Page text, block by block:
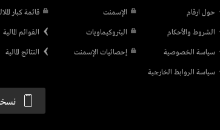
حول ارقام
الشروط والأحكام
سياسة الخصوصية
سياسة الروابط الخارجية
الإسمنت
البتروكيماويات
إحصائيات الإسمنت
قائمة كبار
القوائم المالية
النتائج المالية